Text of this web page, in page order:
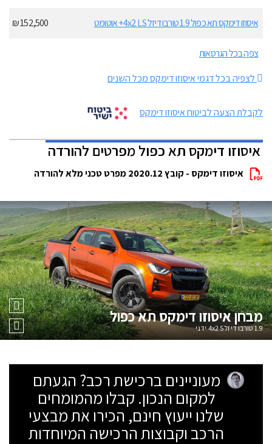
איסוזו דימקס תא כפול 1.9 טורבו דיזל 4x2 LS+ אוטומט 152,500 ₪
צפה בכל הגרסאות
לצפיה בכל דגמי איסוזו דימקס מכל השנים
לקבלת הצעה לביטוח איסוזו דימקס
איסוזו דימקס תא כפול מפרטים להורדה
איסוזו דימקס - קובץ 2020.12 מפרט טכני מלא להורדה
מבחןאיסוזו דימקס תא כפול
1.9 טורבו דיזל 4x2 S ידני
מעוניינים ברכישת רכב? הגעתם
למקום הנכון. קבלו מהמומחים
שלנו ייעוץ חינם, הכירו את מבצעי
הרכב וקבוצות הרכישה המיוחדות